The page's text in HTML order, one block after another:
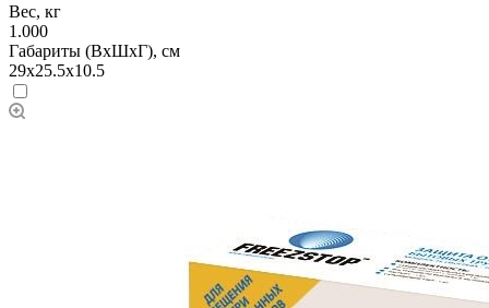
Вес, кг
1.000
Габариты (ВхШхГ), см
29x25.5x10.5